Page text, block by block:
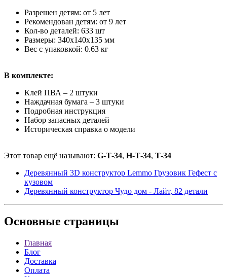
Разрешен детям: от 5 лет
Рекомендован детям: от 9 лет
Кол-во деталей: 633 шт
Размеры: 340х140х135 мм
Вес с упаковкой: 0.63 кг
В комплекте:
Клей ПВА – 2 штуки
Наждачная бумага – 3 штуки
Подробная инструкция
Набор запасных деталей
Историческая справка о модели
Этот товар ещё называют: G-Т-34, H-Т-34, Т-34
Деревянный 3D конструктор Lemmo Грузовик Гефест с
кузовом
Деревянный конструктор Чудо дом - Лайт, 82 детали
Основные страницы
Главная
Блог
Доставка
Оплата